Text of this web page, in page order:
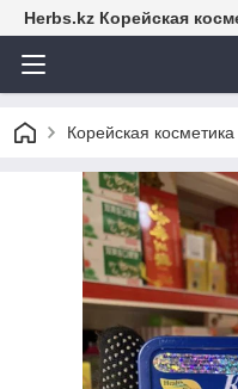
Herbs.kz Корейская
Корейская